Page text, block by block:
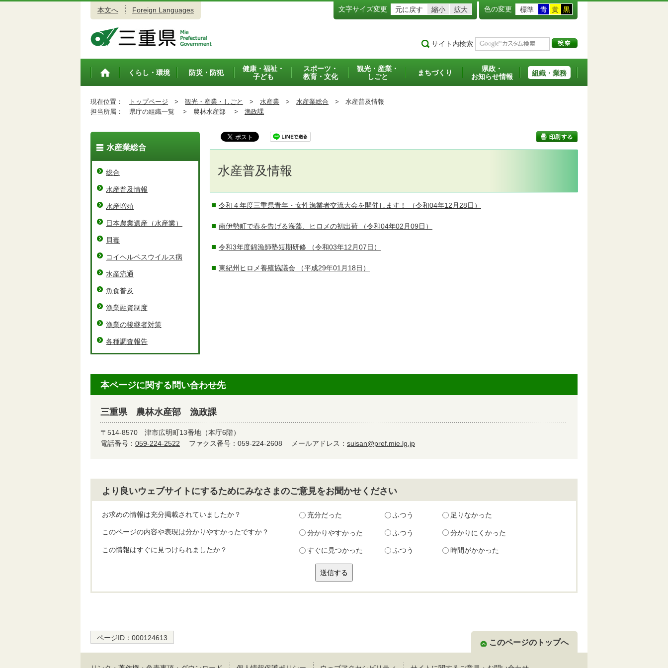
本文へ Foreign Languages 文字サイズ変更 元に戻す 縮小 拡大 色の変更 標準 青 黄 黒
サイト内検索
トップペ
くらし・環境 防災・防犯
健康・福祉・
子ども
スポーツ・
教育・文化
観光・産業・
しごと
まちづくり
県政・
お知らせ情報
組織・業務
現在位置： トップページ > 観光・産業・しごと > 水産業 > 水産業総合 > 水産普及情報
担当所属：
県庁の組織一覧 > 農林水産部 > 漁政課
水産普及情報
令和４年度三重県青年・女性漁業者交流大会を開催します！ （令和04年12月28日）
南伊勢町で春を告げる海藻、ヒロメの初出荷 （令和04年02月09日）
令和3年度錦漁師塾短期研修 （令和03年12月07日）
東紀州ヒロメ養殖協議会 （平成29年01月18日）
水産業総合
総合
水産普及情報
水産増殖
日本農業遺産（水産業）
貝毒
コイヘルペスウイルス病
水産流通
魚食普及
漁業融資制度
漁業の後継者対策
各種調査報告
本ページに関する問い合わせ先
三重県 農林水産部 漁政課
〒514-8570 津市広明町13番地（本庁6階）
電話番号： 059-224-2522 ファクス番号：059-224-2608 メールアドレス： suisan@pref.mie.lg.jp
より良いウェブサイトにするためにみなさまのご意見をお聞かせください
お求めの情報は充分掲載されていましたか？ 充分だった ふつう 足りなかった
このページの内容や表現は分かりやすかったですか？ 分かりやすかった ふつう 分かりにくかった
この情報はすぐに見つけられましたか？ すぐに見つかった ふつう 時間がかかった
ページID： 000124613
このページのトップへ